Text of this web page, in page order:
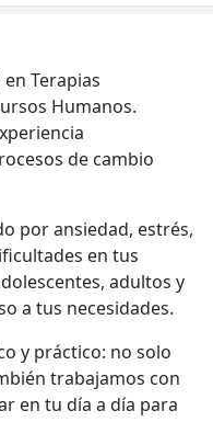
Terapias
Humanos.
de cambio
por ansiedad, estrés,
en tus
adultos y
a tus necesidades.
y práctico: no solo
trabajamos con
en tu día a día para